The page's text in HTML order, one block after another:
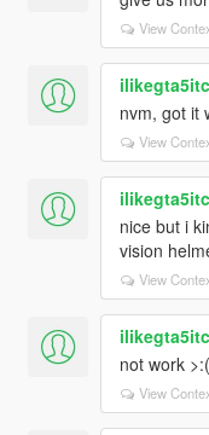
View
nvm, got it
View
nice but i
vision
View
not work >:(
View